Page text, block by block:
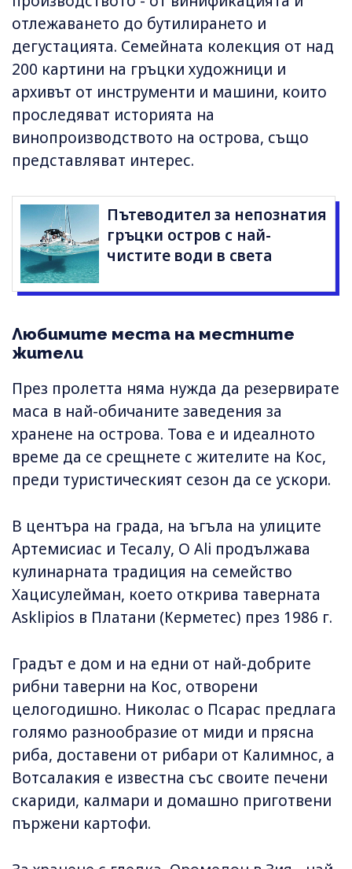
отлежаването до бутилирането и
дегустацията. Семейната колекция от над
200 картини на гръцки художници и
архивът от инструменти и машини, които
проследяват историята на
винопроизводството на острова, също
представляват интерес.
Пътеводител за непознатия
гръцки остров с най-
чистите води в света
Любимите места на местните
жители
През пролетта няма нужда да резервирате
маса в най-обичаните заведения за
хранене на острова. Това е и идеалното
време да се срещнете с жителите на Кос,
преди туристическият сезон да се ускори.
В центъра на града, на ъгъла на улиците
Артемисиас и Тесалу, O Ali продължава
кулинарната традиция на семейство
Хацисулейман, което открива таверната
Asklipios в Платани (Керметес) през 1986 г.
Градът е дом и на едни от най-добрите
рибни таверни на Кос, отворени
целогодишно. Николас о Псарас предлага
голямо разнообразие от миди и прясна
риба, доставени от рибари от Калимнос, а
Вотсалакия е известна със своите печени
скариди, калмари и домашно приготвени
пържени картофи.